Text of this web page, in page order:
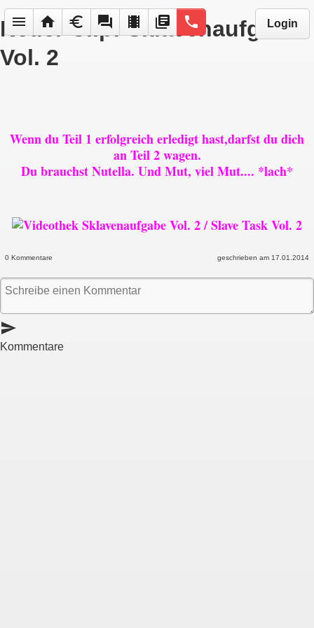
menu home euro forum local_movies library_books phone Login
Neuer Clip: Sklavenaufgabe
Vol. 2
Wenn du Teil 1 erfolgreich erledigt hast,darfst du dich
an Teil 2 wagen.
Du brauchst Nutella. Und Mut, viel Mut.... *lach*
0 Kommentare geschrieben am 17.01.2014
send
Kommentare